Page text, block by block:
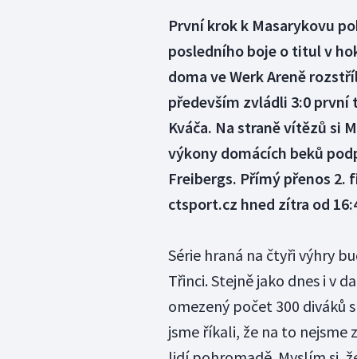
První krok k Masarykovu
posledního boje o titul v
doma ve Werk Areně
především zvládli 3:0
Kváča. Na straně vítězů si
výkony domácích beků
Freibergs. Přímý přenos 2.
ctsport.cz hned zítra od
Série hraná na čtyři výhry
Třinci. Stejně jako dnes i v
omezený počet 300 diváků
jsme říkali, že na to nejsme